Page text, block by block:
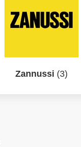
Zannussi (3)